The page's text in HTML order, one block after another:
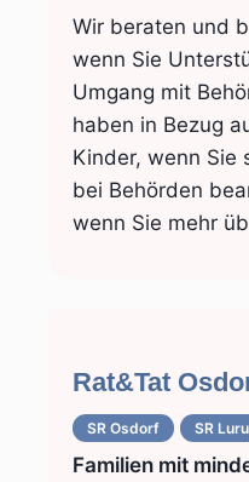
Wir beraten und
wenn Sie
Umgang mit
haben in Bezug
Kinder, wenn Sie
bei Behörden
wenn Sie mehr
Rat&Tat
SR Osdorf SR
Familien mit